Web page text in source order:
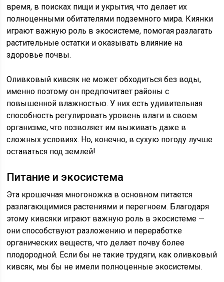
время, в поисках пищи и укрытия, что делает их
полноценными обитателями подземного мира. Киянки
играют важную роль в экосистеме, помогая разлагать
растительные остатки и оказывать влияние на
здоровье почвы.
Оливковый кивсяк не может обходиться без воды,
именно поэтому он предпочитает районы с
повышенной влажностью. У них есть удивительная
способность регулировать уровень влаги в своем
организме, что позволяет им выживать даже в
сложных условиях. Но, конечно, в сухую погоду лучше
оставаться под землей!
Питание и экосистема
Эта крошечная многоножка в основном питается
разлагающимися растениями и перегноем. Благодаря
этому кивсяки играют важную роль в экосистеме —
они способствуют разложению и переработке
органических веществ, что делает почву более
плодородной. Если бы не такие трудяги, как оливковый
кивсяк, мы бы не имели полноценные экосистемы.